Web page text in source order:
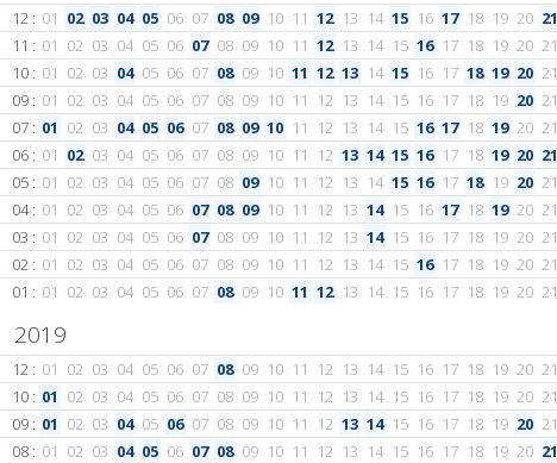
12 : 01 02 03 04 05 06 07 08 09 10 11 12 13 14 15 16 17 18 19 20 21
11 : 01 02 03 04 05 06 07 08 09 10 11 12 13 14 15 16 17 18 19 20 21
10 : 01 02 03 04 05 06 07 08 09 10 11 12 13 14 15 16 17 18 19 20 21
09 : 01 02 03 04 05 06 07 08 09 10 11 12 13 14 15 16 17 18 19 20 21
07 : 01 02 03 04 05 06 07 08 09 10 11 12 13 14 15 16 17 18 19 20 21
06 : 01 02 03 04 05 06 07 08 09 10 11 12 13 14 15 16 17 18 19 20 21
05 : 01 02 03 04 05 06 07 08 09 10 11 12 13 14 15 16 17 18 19 20 21
04 : 01 02 03 04 05 06 07 08 09 10 11 12 13 14 15 16 17 18 19 20 21
03 : 01 02 03 04 05 06 07 08 09 10 11 12 13 14 15 16 17 18 19 20 21
02 : 01 02 03 04 05 06 07 08 09 10 11 12 13 14 15 16 17 18 19 20 21
01 : 01 02 03 04 05 06 07 08 09 10 11 12 13 14 15 16 17 18 19 20 21
2019
12 : 01 02 03 04 05 06 07 08 09 10 11 12 13 14 15 16 17 18 19 20 21
10 : 01 02 03 04 05 06 07 08 09 10 11 12 13 14 15 16 17 18 19 20 21
09 : 01 02 03 04 05 06 07 08 09 10 11 12 13 14 15 16 17 18 19 20 21
08 : 01 02 03 04 05 06 07 08 09 10 11 12 13 14 15 16 17 18 19 20 21